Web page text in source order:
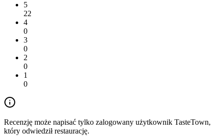
5
22
4
0
3
0
2
0
1
0
Recenzję może napisać tylko zalogowany użytkownik TasteTown,
który odwiedził restaurację.